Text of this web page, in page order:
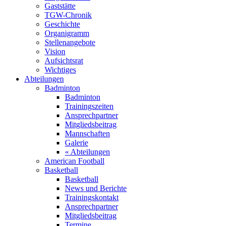
Gaststätte
TGW-Chronik
Geschichte
Organigramm
Stellenangebote
Vision
Aufsichtsrat
Wichtiges
Abteilungen
Badminton
Badminton
Trainingszeiten
Ansprechpartner
Mitgliedsbeitrag
Mannschaften
Galerie
« Abteilungen
American Football
Basketball
Basketball
News und Berichte
Trainingskontakt
Ansprechpartner
Mitgliedsbeitrag